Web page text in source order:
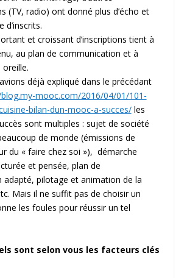
(TV, radio) ont donné plus d’écho et
d’inscrits.
et croissant d’inscriptions tient à
au plan de communication et à
oreille.
déjà expliqué dans le précédant
mooc.com/2016/04/01/101-
bilan-dun-mooc-a-succes/les
sont multiples : sujet de société
de monde (émissions de
du « faire chez soi »), démarche
et pensée, plan de
adapté, pilotage et animation de la
Mais il ne suffit pas de choisir un
les foules pour réussir un tel
sont selon vous les facteurs clés